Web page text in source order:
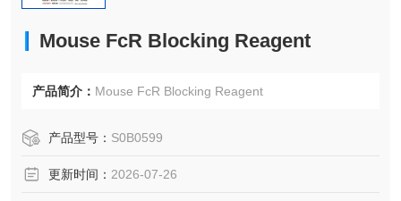
Mouse FcR Blocking Reagent
产品简介： Mouse FcR Blocking Reagent
产品型号： S0B0599
更新时间： 2026-07-26